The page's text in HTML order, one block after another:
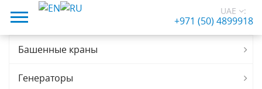
UAE
+971 (50) 4899918
:
Башенные краны
Генераторы